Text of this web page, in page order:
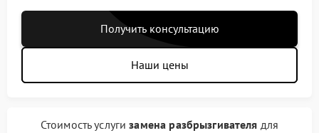
Получить консультацию
Наши цены
Стоимость услугизамена разбрызгивателя для